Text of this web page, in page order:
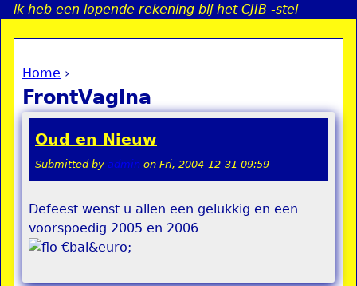
Jump to navigation
ik heb een lopende rekening bij het CJIB -stel
You are here
Home ›
FrontVagina
Oud en Nieuw
Submitted by admin on Fri, 2004-12-31 09:59
Defeest wenst u allen een gelukkig en een
voorspoedig 2005 en 2006
€bal&euro;